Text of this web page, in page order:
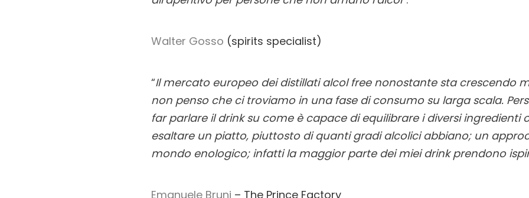
Walter Gosso (spirits specialist)
“Il mercato europeo dei distillati alcol free nonostante sta crescendo
non penso che ci troviamo in una fase di consumo su larga scala.
far parlare il drink su come è capace di equilibrare i diversi ingredienti
esaltare un piatto, piuttosto di quanti gradi alcolici abbiano; un
mondo enologico; infatti la maggior parte dei miei drink prendono
Emanuele Bruni – The Prince Factory